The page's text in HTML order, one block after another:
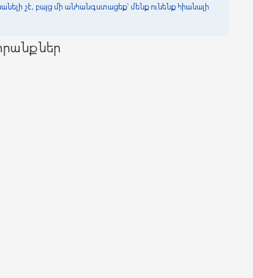
չէ, բայց մի անհանգստացեք՝ մենք ունենք հիանալի